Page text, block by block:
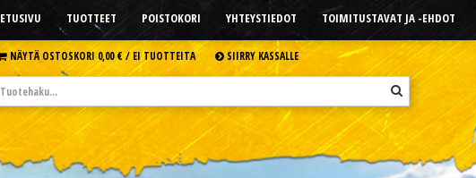
ETUSIVU TUOTTEET POISTOKORI YHTEYSTIEDOT TOIMITUSTAVAT JA -EHDOT
NÄYTÄ OSTOSKORI 0,00 € /EI TUOTTEITA SIIRRY KASSALLE